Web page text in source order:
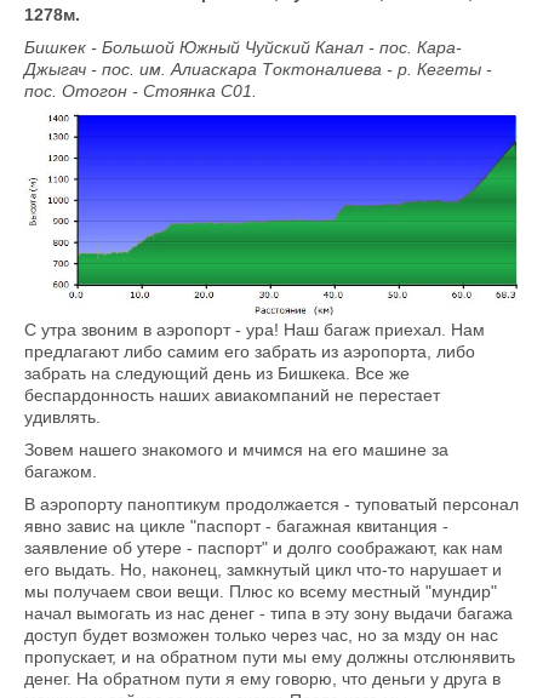
1278м.
Бишкек - Большой Южный Чуйский Канал - пос. Кара-
Джыгач - пос. им. Алиаскара Токтоналиева - р. Кегеты -
пос. Отогон - Стоянка С01.
С утра звоним в аэропорт - ура! Наш багаж приехал. Нам
предлагают либо самим его забрать из аэропорта, либо
забрать на следующий день из Бишкека. Все же
беспардонность наших авиакомпаний не перестает
удивлять.
Зовем нашего знакомого и мчимся на его машине за
багажом.
В аэропорту паноптикум продолжается - туповатый персонал
явно завис на цикле "паспорт - багажная квитанция -
заявление об утере - паспорт" и долго соображают, как нам
его выдать. Но, наконец, замкнутый цикл что-то нарушает и
мы получаем свои вещи. Плюс ко всему местный "мундир"
начал вымогать из нас денег - типа в эту зону выдачи багажа
доступ будет возможен только через час, но за мзду он нас
пропускает, и на обратном пути мы ему должны отслюнявить
денег. На обратном пути я ему говорю, что деньги у друга в